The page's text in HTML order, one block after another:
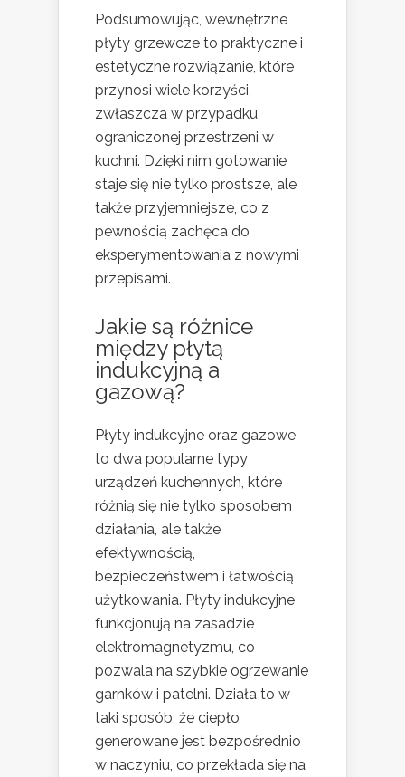
Podsumowując, wewnętrzne
płyty grzewcze to praktyczne i
estetyczne rozwiązanie, które
przynosi wiele korzyści,
zwłaszcza w przypadku
ograniczonej przestrzeni w
kuchni. Dzięki nim gotowanie
staje się nie tylko prostsze, ale
także przyjemniejsze, co z
pewnością zachęca do
eksperymentowania z nowymi
przepisami.
Jakie są różnice
między płytą
indukcyjną a
gazową?
Płyty indukcyjne oraz gazowe
to dwa popularne typy
urządzeń kuchennych, które
różnią się nie tylko sposobem
działania, ale także
efektywnością,
bezpieczeństwem i łatwością
użytkowania. Płyty indukcyjne
funkcjonują na zasadzie
elektromagnetyzmu, co
pozwala na szybkie ogrzewanie
garnków i patelni. Działa to w
taki sposób, że ciepło
generowane jest bezpośrednio
w naczyniu, co przekłada się na